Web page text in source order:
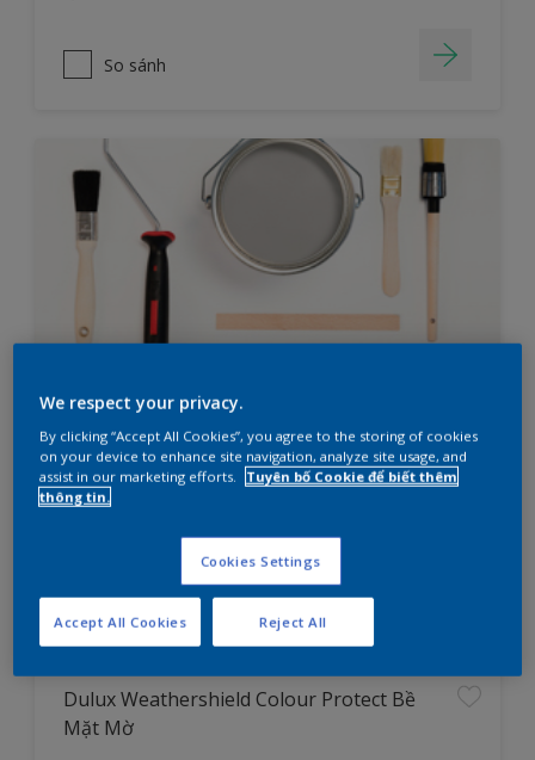
So sánh
Bạn đang cần lên kế hoạch sơn
nhà?
Thử ngay công cụ tìm sản phẩm cho dự án
Tìm hiểu ngay
Dulux Weathershield Colour Protect Bề
Mặt Mờ
We respect your privacy.
By clicking “Accept All Cookies”, you agree to the storing of cookies
on your device to enhance site navigation, analyze site usage, and
assist in our marketing efforts.
Tuyên bố Cookie để biết thêm
thông tin.
Cookies Settings
Reject All
Accept All Cookies